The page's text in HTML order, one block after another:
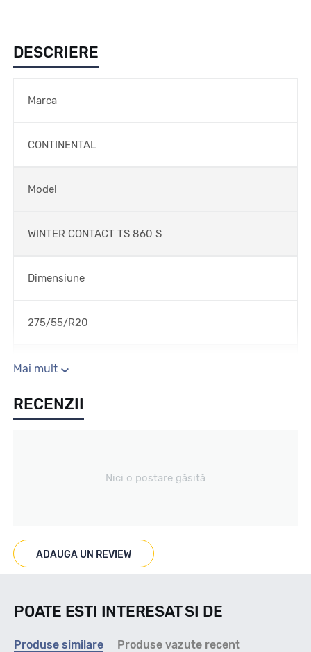
DESCRIERE
Marca
CONTINENTAL
Model
WINTER CONTACT TS 860 S
Dimensiune
275/55/R20
Sezon
Iarna
Marcat M+S
Indice viteza
Mai mult
RECENZII
Nici o postare găsită
ADAUGA UN REVIEW
POATE ESTI INTERESAT SI DE
Produse similare Produse vazute recent